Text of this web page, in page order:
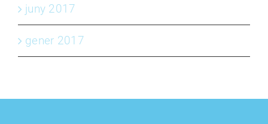
juny 2017
gener 2017